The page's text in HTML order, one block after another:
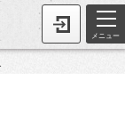
メニュー